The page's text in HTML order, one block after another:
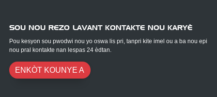
SOU NOU REZO LAVANT KONTAKTE NOU KARYÈ
Pou kesyon sou pwodwi nou yo oswa lis pri, tanpri kite imel ou a ba nou epi
nou pral kontakte nan lespas 24 èdtan.
ENKÒT KOUNYE A